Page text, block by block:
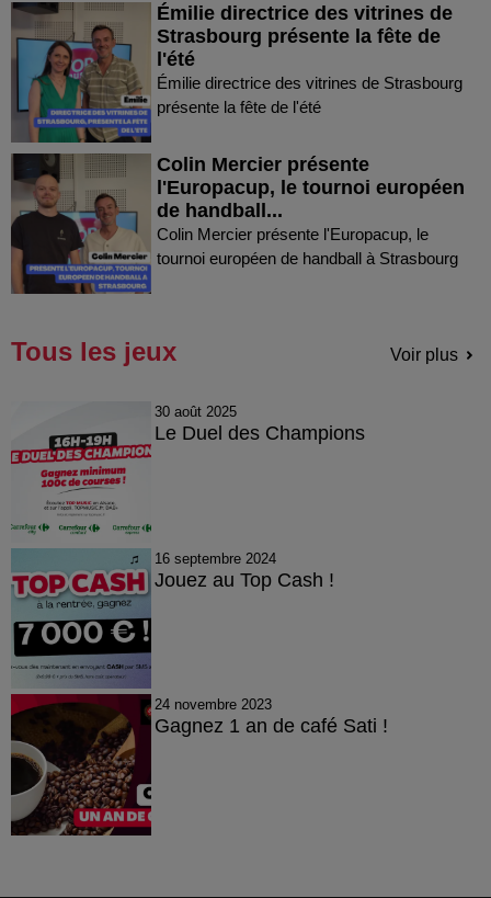
Émilie directrice des vitrines de
Strasbourg présente la fête de
l'été
Émilie directrice des vitrines de Strasbourg
présente la fête de l'été
Colin Mercier présente
l'Europacup, le tournoi européen
de handball...
Colin Mercier présente l'Europacup, le
tournoi européen de handball à Strasbourg
Tous les jeux Voir plus
30 août 2025
Le Duel des Champions
16 septembre 2024
Jouez au Top Cash !
24 novembre 2023
Gagnez 1 an de café Sati !